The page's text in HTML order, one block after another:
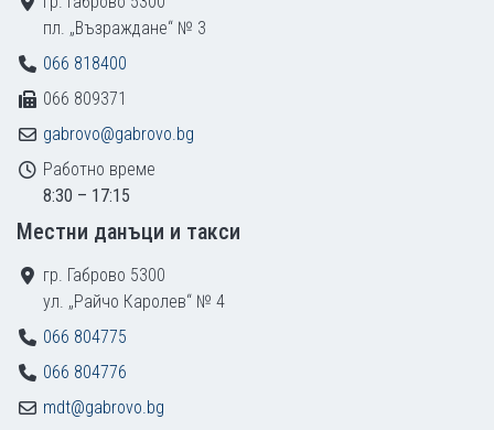
пл. „Възраждане“ № 3
066 818400
066 809371
gabrovo@gabrovo.bg
Работно време
8:30 – 17:15
Местни данъци и такси
гр. Габрово 5300
ул. „Райчо Каролев“ № 4
066 804775
066 804776
mdt@gabrovo.bg